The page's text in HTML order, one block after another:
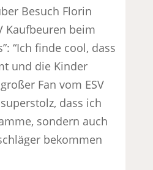
Besuch Florin
Kaufbeuren beim
“Ich finde cool, dass
und die Kinder
Fan vom ESV
dass ich
sondern auch
bekommen